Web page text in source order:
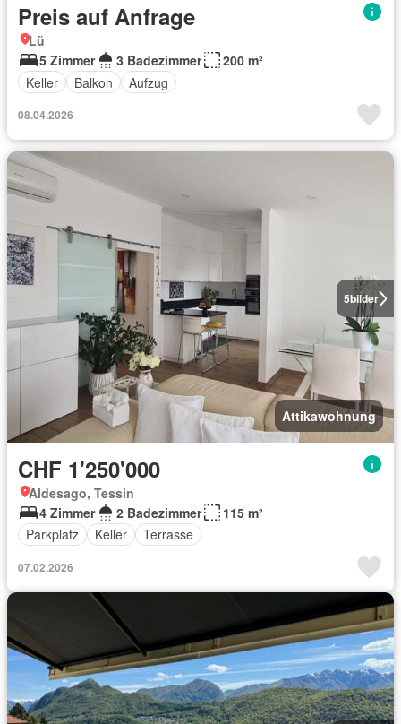
Preis auf Anfrage
Lü
5 Zimmer
3 Badezimmer
200 m²
Keller
Balkon Aufzug
08.04.2026
5bilder
Attikawohnung
CHF 1'250'000
Aldesago, Tessin
4 Zimmer
2 Badezimmer
115 m²
Parkplatz
Keller Terrasse
07.02.2026